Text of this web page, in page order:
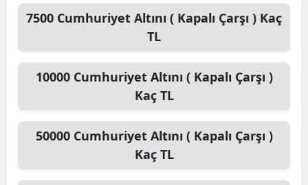
7500 Cumhuriyet Altını ( Kapalı Çarşı ) Kaç
TL
10000 Cumhuriyet Altını ( Kapalı Çarşı )
Kaç TL
50000 Cumhuriyet Altını ( Kapalı Çarşı )
Kaç TL